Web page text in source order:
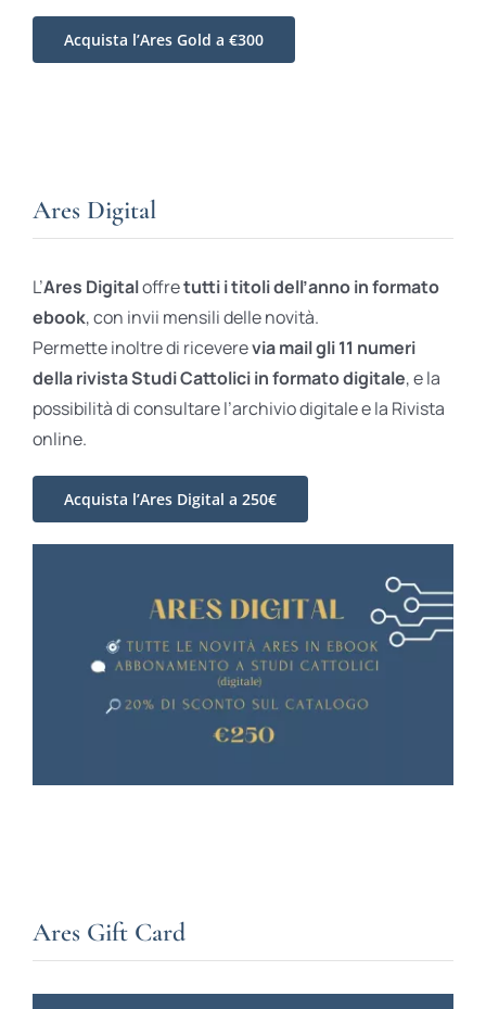
Acquista l’Ares Gold a €300
Ares Digital
L’Ares Digitaloffretutti i titoli dell’anno in formato
ebook, con invii mensili delle novità.
Permette inoltre di riceverevia mail gli 11 numeri
della rivista Studi Cattolici in formato digitale, e la
possibilità di consultare l’archivio digitale e la Rivista
online.
Acquista l’Ares Digital a 250€
Ares Gift Card